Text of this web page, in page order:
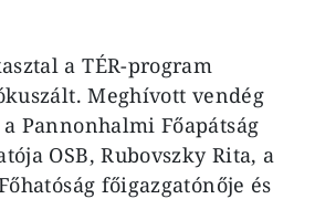
a TÉR-program
Meghívott vendég
Pannonhalmi Főapátság
OSB, Rubovszky Rita, a
főigazgatónője és